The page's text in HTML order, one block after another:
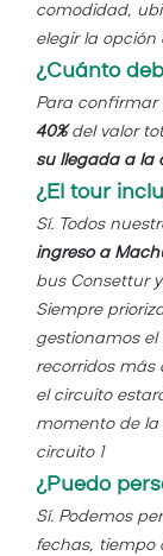
comodidad,
elegir la
¿Cuánto
Para confirmar
40%del valor
su llegada a la
¿El tour
Sí. Todos
ingreso a
bus Consettur
Siempre
gestionamos el
recorridos más
el circuito
momento de
circuito 1
¿Puedo
Sí. Podemos
fechas, tiempo